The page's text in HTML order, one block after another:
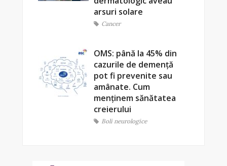
arsuri solare
Cancer
OMS: până la 45% din
cazurile de demență
pot fi prevenite sau
amânate. Cum
menținem sănătatea
creierului
Boli neurologice